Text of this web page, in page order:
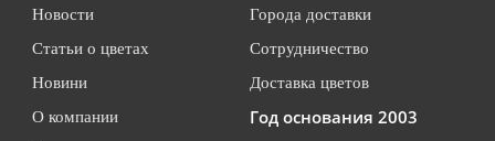
Новости
Статьи о цветах
Новини
О компании
Города доставки
Сотрудничество
Доставка цветов
Год основания 2003